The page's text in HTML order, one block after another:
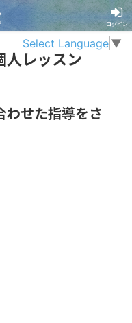
Select Language ▼
ログイン
人レッスン
わせた指導をさ